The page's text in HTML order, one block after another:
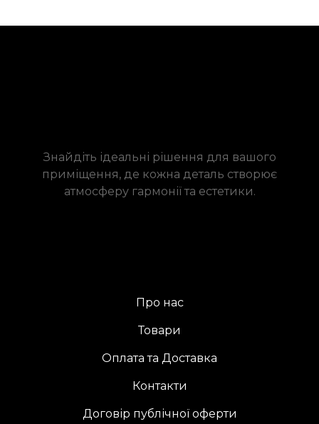
Знайдіть ідеальні рішення для вашого
приміщення, де кожна деталь створює
атмосферу гармонії та естетики.
Про нас
Товари
Оплата та Доставка
Контакти
Договір публічної оферти